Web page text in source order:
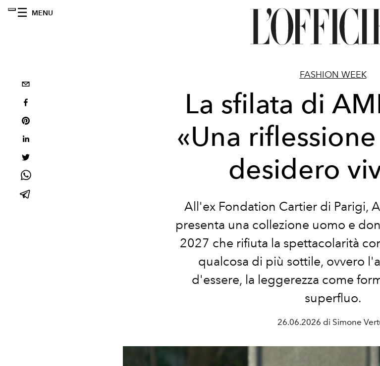
MENU
FASHION WEEK
La sfilata di
«Una
desidero
All'ex Fondation Cartierdi Parigi,
presenta una collezione uomo e
2027 che rifiuta la spettacolarità
qualcosa di più sottile, ovvero
d'essere, la leggerezza come
superfluo.
26.06.2026 di Simone